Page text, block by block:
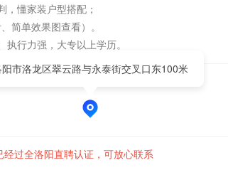
懂家装户型搭配；
简单效果图查看）。
行力强，大专以上学历。
市洛龙区翠云路与永泰街交叉口东100米
过全洛阳直聘认证，可放心联系